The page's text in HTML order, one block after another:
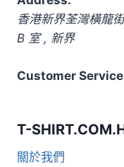
香港新界荃灣橫龍
B 室, 新界
Customer
T-
關於我們